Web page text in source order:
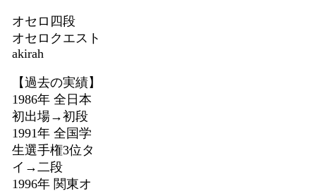
オセロ四段
オセロクエスト
akirah
【過去の実績】
1986年 全日本
初出場→初段
1991年 全国学
生選手権3位タ
イ→二段
1996年 関東オ